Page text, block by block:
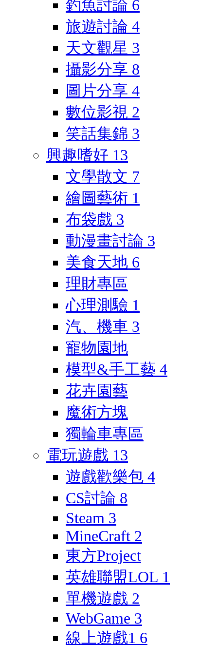
釣魚討論 6
旅遊討論 4
天文觀星 3
攝影分享 8
圖片分享 4
數位影視 2
笑話集錦 3
興趣嗜好 13
文學散文 7
繪圖藝術 1
布袋戲 3
動漫畫討論 3
美食天地 6
理財專區
心理測驗 1
汽、機車 3
寵物園地
模型&手工藝 4
花卉園藝
魔術方塊
獨輪車專區
電玩遊戲 13
遊戲歡樂包 4
CS討論 8
Steam 3
MineCraft 2
東方Project
英雄聯盟LOL 1
單機遊戲 2
WebGame 3
線上遊戲1 6